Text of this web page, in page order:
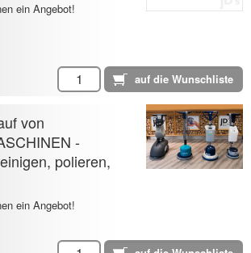
ein Angebot!
von
-
polieren,
ein Angebot!